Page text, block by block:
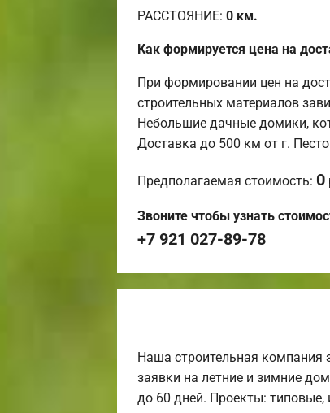
РАССТОЯНИЕ: 0 км.
Как формируется цена на
При формировании цен на
строительных материалов
Небольшие дачные домики,
Доставка до 500 км от г.
Предполагаемая стоимость: 0
Звоните чтобы узнать
+7 921 027-89-78
Наша строительная компания
заявки на летние и зимние
до 60 дней. Проекты: типовые,